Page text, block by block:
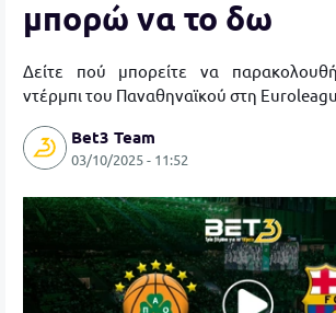
μπορώ να το δω
Δείτε πού μπορείτε να
ντέρμπι του Παναθηναϊκού στη
Bet3 Team
03/10/2025 - 11:52